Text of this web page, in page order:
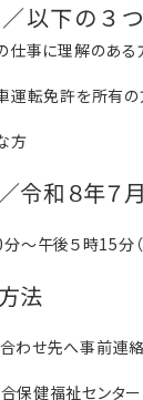
以下の３
仕事に理解のある
運転免許を所有
方
和８年７月
分～午後５時15分
法
先へ事前連絡の
福祉センター